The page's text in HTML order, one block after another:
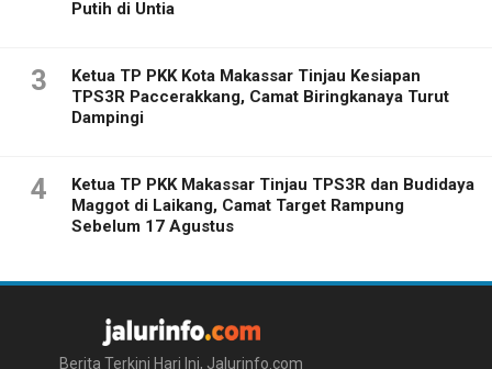
Putih di Untia
3
Ketua TP PKK Kota Makassar Tinjau Kesiapan
TPS3R Paccerakkang, Camat Biringkanaya Turut
Dampingi
4
Ketua TP PKK Makassar Tinjau TPS3R dan Budidaya
Maggot di Laikang, Camat Target Rampung
Sebelum 17 Agustus
Berita Terkini Hari Ini, Jalurinfo.com